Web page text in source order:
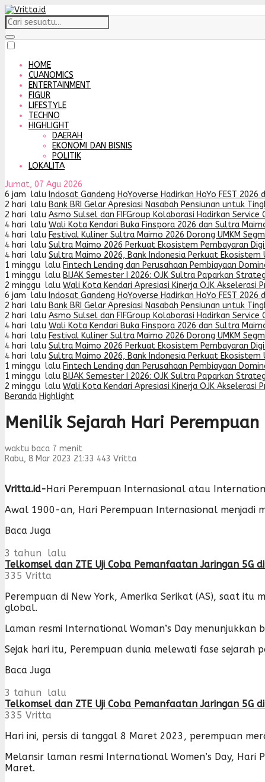
HOME
CUANOMICS
ENTERTAINMENT
FIGUR
LIFESTYLE
TECHNO
HIGHLIGHT
DAERAH
EKONOMI DAN BISNIS
POLITIK
LOKALITA
Jumat, 07 Agu 2026
6 jam lalu Indosat Gandeng HoYoverse Hadirkan HoYo FEST 2026
2 hari lalu Bank BRI Gelar Apresiasi Nasabah Pensiunan untuk
2 hari lalu Asmo Sulsel dan FIFGroup Kolaborasi Hadirkan Service
4 hari lalu Wali Kota Kendari Buka Finspora 2026 dan Sultra
4 hari lalu Festival Kuliner Sultra Maimo 2026 Dorong UMKM
4 hari lalu Sultra Maimo 2026 Perkuat Ekosistem Pembayaran
4 hari lalu Sultra Maimo 2026, Bank Indonesia Perkuat Ekosistem
1 minggu lalu Fintech Lending dan Perusahaan Pembiayaan
1 minggu lalu BIJAK Semester I 2026: OJK Sultra Paparkan
2 minggu lalu Wali Kota Kendari Apresiasi Kinerja OJK Akselerasi
6 jam lalu Indosat Gandeng HoYoverse Hadirkan HoYo FEST 2026
2 hari lalu Bank BRI Gelar Apresiasi Nasabah Pensiunan untuk
2 hari lalu Asmo Sulsel dan FIFGroup Kolaborasi Hadirkan Service
4 hari lalu Wali Kota Kendari Buka Finspora 2026 dan Sultra
4 hari lalu Festival Kuliner Sultra Maimo 2026 Dorong UMKM
4 hari lalu Sultra Maimo 2026 Perkuat Ekosistem Pembayaran
4 hari lalu Sultra Maimo 2026, Bank Indonesia Perkuat Ekosistem
1 minggu lalu Fintech Lending dan Perusahaan Pembiayaan
1 minggu lalu BIJAK Semester I 2026: OJK Sultra Paparkan
2 minggu lalu Wali Kota Kendari Apresiasi Kinerja OJK Akselerasi
Beranda Highlight
Menilik Sejarah Hari
waktu baca 7 menit
Rabu, 8 Mar 2023 21:33 443 Vritta
Vritta.id-Hari Perempuan Internasional atau
Awal 1900-an, Hari Perempuan Internasional menjadi
Baca Juga
3 tahun lalu
Telkomsel dan ZTE Uji Coba Pemanfaatan Jaringan 5G
335 Vritta
Perempuan di New York, Amerika Serikat (AS), saat
global.
Laman resmi International Woman’s Day
Sejak hari itu, Perempuan dunia melewati fase sejarah
Baca Juga
3 tahun lalu
Telkomsel dan ZTE Uji Coba Pemanfaatan Jaringan 5G
335 Vritta
Hari ini, persis di tanggal 8 Maret 2023, perempuan
Melansir laman resmi International Women’s Day,
Maret.